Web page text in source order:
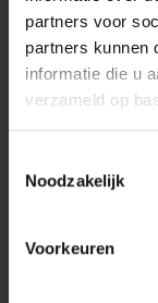
partners voor
partners kunnen
informatie die u
verzameld op
Noodzakelijk
Voorkeuren